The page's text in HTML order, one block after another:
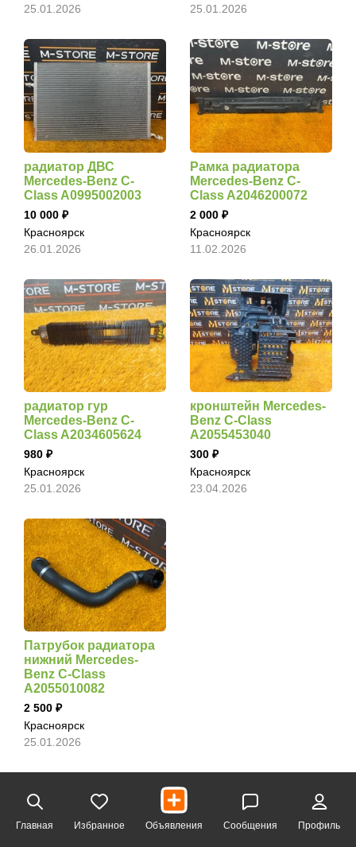
25.01.2026
25.01.2026
радиатор ДВС
Mercedes-Benz C-
Class A0995002003
10 000
Красноярск
26.01.2026
Рамка радиатора
Mercedes-Benz C-
Class A2046200072
2 000
Красноярск
11.02.2026
радиатор гур
Mercedes-Benz C-
Class A2034605624
980
Красноярск
25.01.2026
кронштейн Mercedes-
Benz C-Class
A2055453040
300
Красноярск
23.04.2026
Патрубок радиатора
нижний Mercedes-
Benz C-Class
A2055010082
2 500
Красноярск
25.01.2026
Главная Избранное Объявления Сообщения Профиль